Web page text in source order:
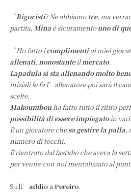
“Rigoristi? Ne abbiamo tre, ma
partita, Mina è sicuramenteuno di
“Ho fatto icomplimentiai miei
allenati, nonostanteilmercato.
Lapadula si sta allenando molto bene
iniziali le fa l’allenatore poi sarà il
scelte.
Makoumbouha fatto tutto il ritiro
possibilità di essere impiegatoin vari
È un giocatore chesa gestire la palla,
numero di tocchi.
È rientrato dal fastidio che aveva la
per venire con noi mentalizzato al
Sull’ addio a Pereiro.